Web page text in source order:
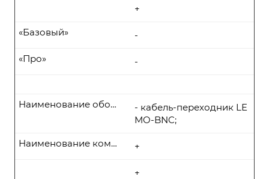
+
-
«Базовый»
-
«Про»
- кабель-переходник LE
MO-BNC;
Наименование оборудования
+
Наименование комплекта поставки
+